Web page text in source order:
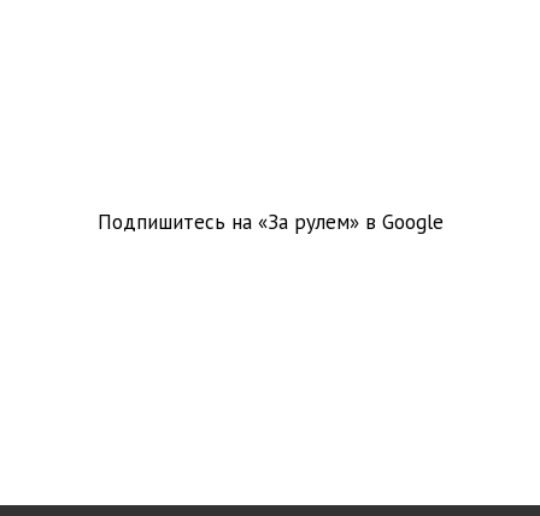
Подпишитесь на «За рулем» в Google